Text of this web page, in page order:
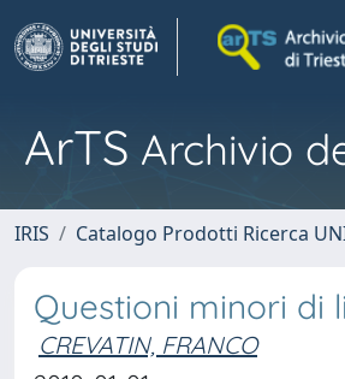
ArTS Archivio
IRIS Catalogo Prodotti Ricerca
Questioni minori di
CREVATIN, FRANCO